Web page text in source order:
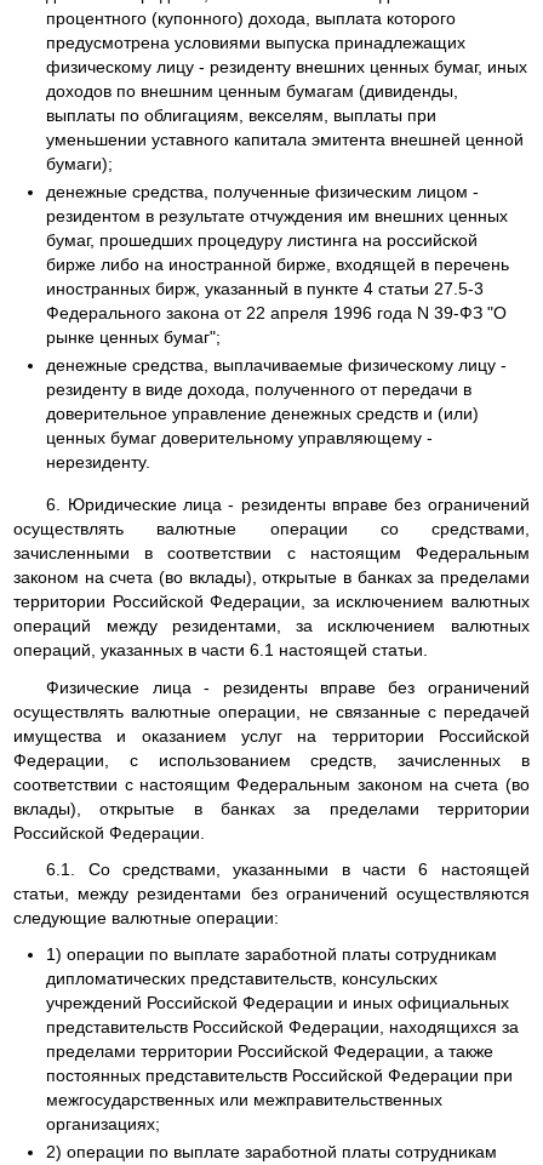
процентного (купонного) дохода, выплата которого
предусмотрена условиями выпуска принадлежащих
физическому лицу - резиденту внешних ценных бумаг, иных
доходов по внешним ценным бумагам (дивиденды,
выплаты по облигациям, векселям, выплаты при
уменьшении уставного капитала эмитента внешней ценной
бумаги);
денежные средства, полученные физическим лицом -
резидентом в результате отчуждения им внешних ценных
бумаг, прошедших процедуру листинга на российской
бирже либо на иностранной бирже, входящей в перечень
иностранных бирж, указанный в пункте 4 статьи 27.5-3
Федерального закона от 22 апреля 1996 года N 39-ФЗ "О
рынке ценных бумаг";
денежные средства, выплачиваемые физическому лицу -
резиденту в виде дохода, полученного от передачи в
доверительное управление денежных средств и (или)
ценных бумаг доверительному управляющему -
нерезиденту.
6. Юридические лица - резиденты вправе без ограничений
осуществлять валютные операции со средствами,
зачисленными в соответствии с настоящим Федеральным
законом на счета (во вклады), открытые в банках за пределами
территории Российской Федерации, за исключением валютных
операций между резидентами, за исключением валютных
операций, указанных в части 6.1 настоящей статьи.
Физические лица - резиденты вправе без ограничений
осуществлять валютные операции, не связанные с передачей
имущества и оказанием услуг на территории Российской
Федерации, с использованием средств, зачисленных в
соответствии с настоящим Федеральным законом на счета (во
вклады), открытые в банках за пределами территории
Российской Федерации.
6.1. Со средствами, указанными в части 6 настоящей
статьи, между резидентами без ограничений осуществляются
следующие валютные операции:
1) операции по выплате заработной платы сотрудникам
дипломатических представительств, консульских
учреждений Российской Федерации и иных официальных
представительств Российской Федерации, находящихся за
пределами территории Российской Федерации, а также
постоянных представительств Российской Федерации при
межгосударственных или межправительственных
организациях;
2) операции по выплате заработной платы сотрудникам